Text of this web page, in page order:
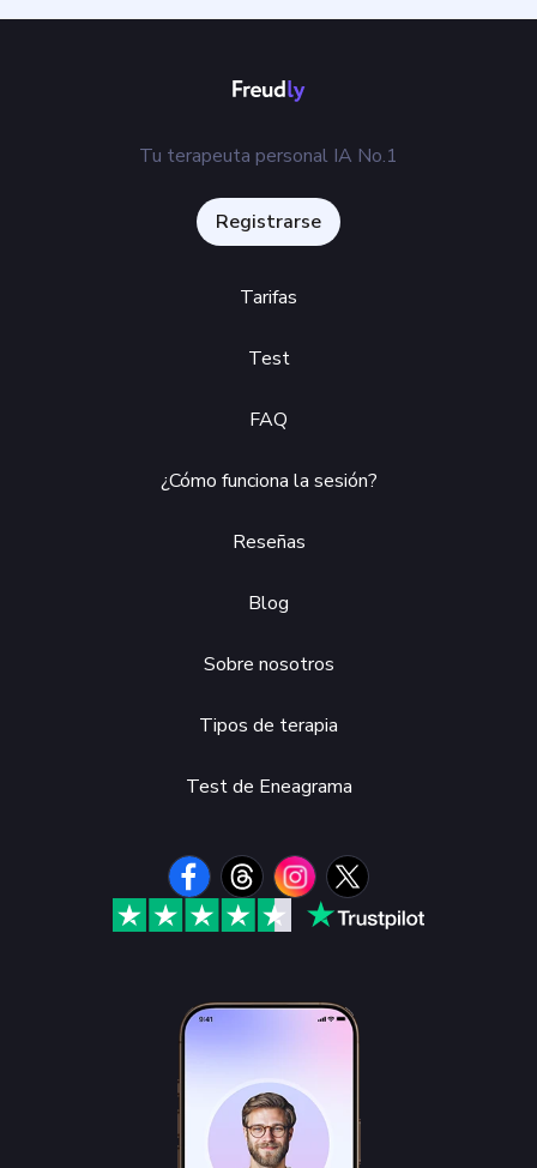
Tu terapeuta personal IA No.1
Registrarse
Tarifas
Test
FAQ
¿Cómo funciona la sesión?
Reseñas
Blog
Sobre nosotros
Tipos de terapia
Test de Eneagrama